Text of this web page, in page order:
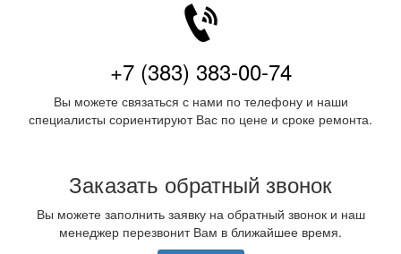
+7 (383) 383-00-74
Вы можете связаться с нами по телефону и наши
специалисты сориентируют Вас по цене и сроке ремонта.
Заказать обратный звонок
Вы можете заполнить заявку на обратный звонок и наш
менеджер перезвонит Вам в ближайшее время.